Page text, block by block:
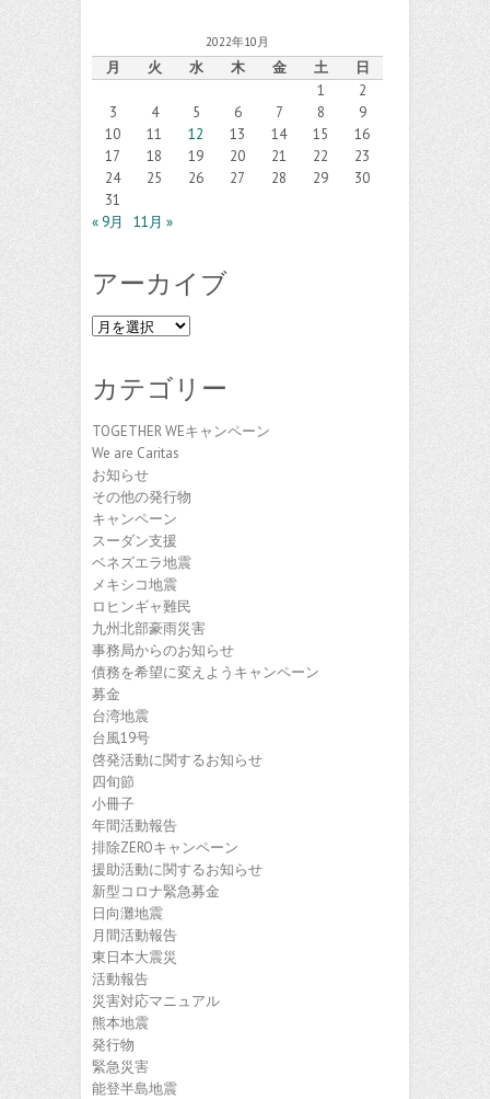
2022年10月
月 火 水 木 金 土
日
1
2
3
4 5 6 7 8
9
10
11 12 13 14 15
16
17
18 19 20 21 22
23
24
25 26 27 28 29
30
31
« 9月
11月 »
アーカイブ
ア
イ
カテゴリー
TOGETHER WEキャンペーン
We are Caritas
お知らせ
その他の発行物
キャンペーン
スーダン支援
ベネズエラ地震
メキシコ地震
ロヒンギャ難民
九州北部豪雨災害
事務局からのお知らせ
債務を希望に変えようキャンペーン
募金
台湾地震
台風19号
啓発活動に関するお知らせ
四旬節
小冊子
年間活動報告
排除ZEROキャンペーン
援助活動に関するお知らせ
新型コロナ緊急募金
日向灘地震
月間活動報告
東日本大震災
活動報告
災害対応マニュアル
熊本地震
発行物
緊急災害
能登半島地震